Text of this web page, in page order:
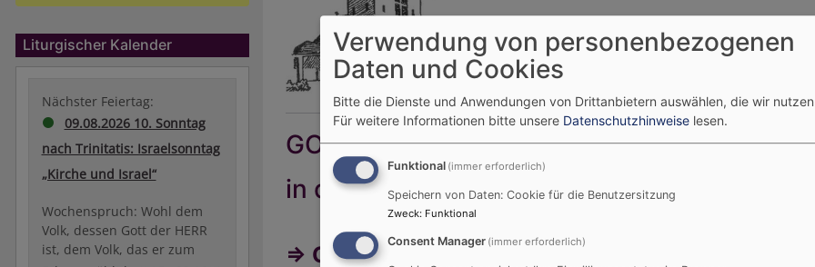
Liturgischer Kalender
Nächster Feiertag:
09.08.2026 10. Sonntag
nach Trinitatis: Israelsonntag
„Kirche und Israel“
Wochenspruch: Wohl dem
Volk, dessen Gott der HERR
ist, dem Volk, das er zum
Gemeinschaft mit Gott und untereinander prägt
Gebet und Gottes Wort helfen für Sonntag und
und Gottes Segen gelten uns, unserem Land und
GOTTESDIENSTZEITEN
in der Friedenskirche:
=> Gottesdienstbeginn 9.30 Uhr
Verwendung von personenbezogenen
Daten und Cookies
Bitte die Dienste und Anwendungen von Drittanbietern auswählen, die wir
Für weitere Informationen bitte unsere Datenschutzhinweise lesen.
Funktional (immer erforderlich)
Speichern von Daten: Cookie für die Benutzersitzung
Zweck: Funktional
Consent Manager (immer erforderlich)